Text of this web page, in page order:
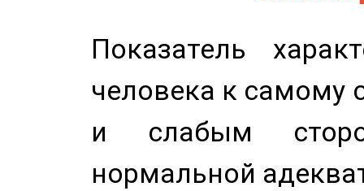
Показатель
человека к самому
и слабым
нормальной